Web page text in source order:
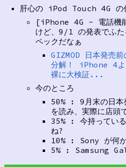
肝心の iPod Touch 4G の
[iPhone 4G - 電話機
けど、9/1 の発表でふた
ペックだなぁ
GIZMOD 日本発売
分解！ iPhone 4よ
裸に大検証...
今のところ
50% : 9月末の日本
を読み、実際に店頭
35% : 今持ってい
ね?
10% : Sony が何か
5% : Samsung